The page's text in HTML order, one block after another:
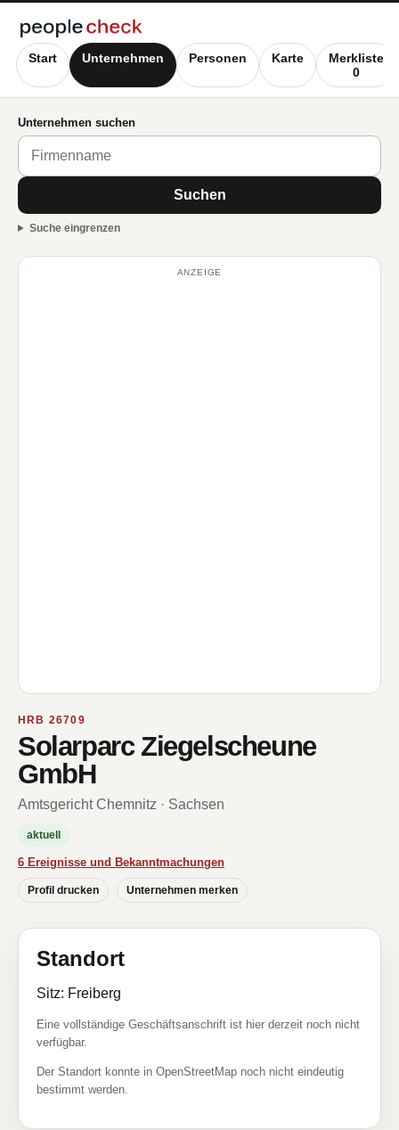
Start Unternehmen Personen Karte
Merkliste
0
Unternehmen suchen
Suchen
Suche eingrenzen
ANZEIGE
HRB 26709
Solarparc Ziegelscheune
GmbH
Amtsgericht Chemnitz · Sachsen
aktuell
6 Ereignisse und Bekanntmachungen
Profil drucken Unternehmen merken
Standort
Sitz: Freiberg
Eine vollständige Geschäftsanschrift ist hier derzeit noch nicht
verfügbar.
Der Standort konnte in OpenStreetMap noch nicht eindeutig
bestimmt werden.